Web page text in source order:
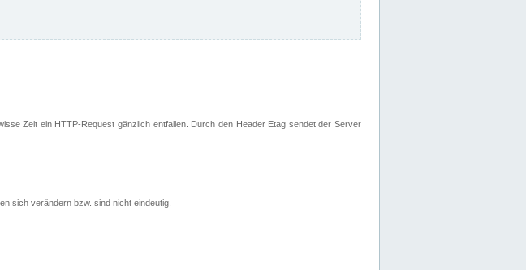
Zeit ein HTTP-Request gänzlich entfallen. Durch den Header Etag sendet der Server
sich verändern bzw. sind nicht eindeutig.